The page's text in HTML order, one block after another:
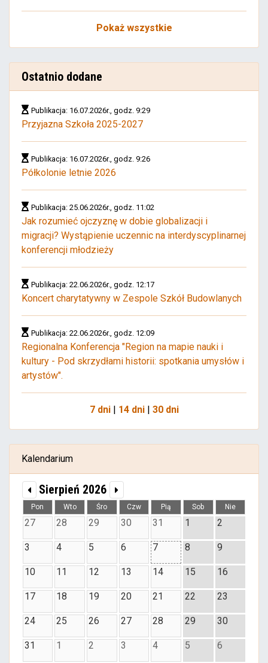
Pokaż wszystkie
Ostatnio dodane
Publikacja: 16.07.2026r., godz. 9:29
Przyjazna Szkoła 2025-2027
Publikacja: 16.07.2026r., godz. 9:26
Półkolonie letnie 2026
Publikacja: 25.06.2026r., godz. 11:02
Jak rozumieć ojczyznę w dobie globalizacji i
migracji? Wystąpienie uczennic na interdyscyplinarnej
konferencji młodzieży
Publikacja: 22.06.2026r., godz. 12:17
Koncert charytatywny w Zespole Szkół Budowlanych
Publikacja: 22.06.2026r., godz. 12:09
Regionalna Konferencja "Region na mapie nauki i
kultury - Pod skrzydłami historii: spotkania umysłów i
artystów".
7 dni| 14 dni| 30 dni
Kalendarium
Sierpień 2026
Pon Wto Śro Czw Pią Sob Nie
27 28 29 30 31 1 2
3 4 5 6 7 8 9
10 11 12 13 14 15 16
17 18 19 20 21 22 23
24 25 26 27 28 29 30
31 1 2 3 4 5 6